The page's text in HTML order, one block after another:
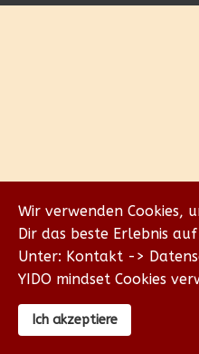
Wir verwenden Cookies,
Dir das beste Erlebnis
Unter: Kontakt ->
YIDO mindset Cookies
Ich akzeptiere